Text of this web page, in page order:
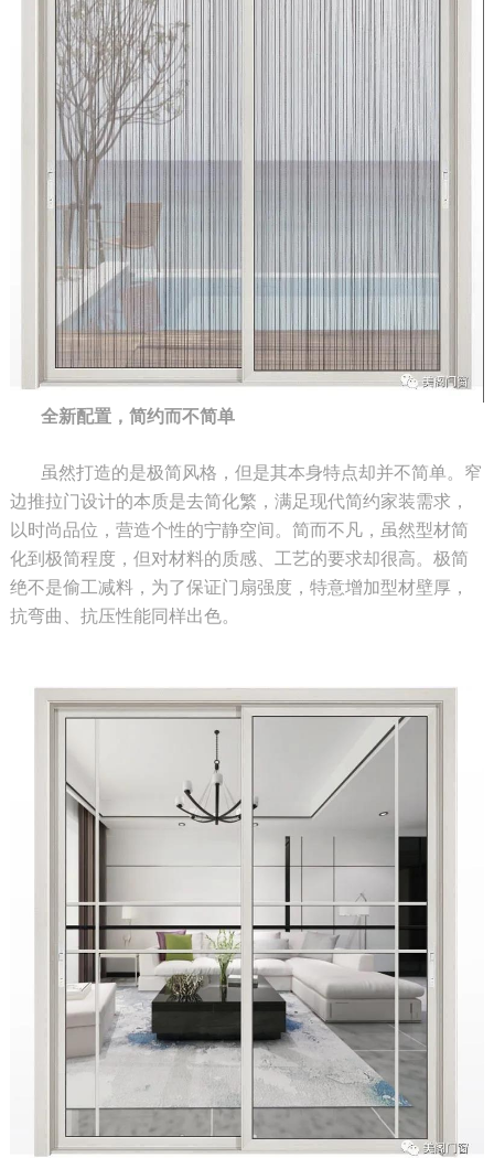
全新配置，简约而不简单
虽然打造的是极简风格，但是其本身特点却并不简单。窄
边推拉门设计的本质是去简化繁，满足现代简约家装需求，
以时尚品位，营造个性的宁静空间。简而不凡，虽然型材简
化到极简程度，但对材料的质感、工艺的要求却很高。极简
绝不是偷工减料，为了保证门扇强度，特意增加型材壁厚，
抗弯曲、抗压性能同样出色。